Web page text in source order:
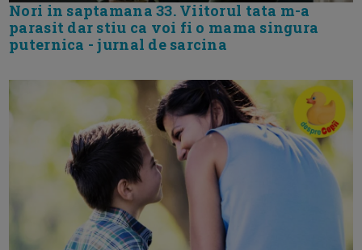
Nori in saptamana 33. Viitorul tata m-a
parasit dar stiu ca voi fi o mama singura
puternica - jurnal de sarcina